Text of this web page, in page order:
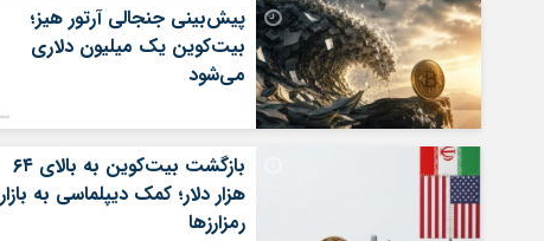
پیش‌بینی جنجالی آرتور هیز؛
بیت‌کوین یک میلیون دلاری
می‌شود
بازگشت بیت‌کوین به بالای ۶۴
هزار دلار؛ کمک دیپلماسی به بازار
رمزارزها